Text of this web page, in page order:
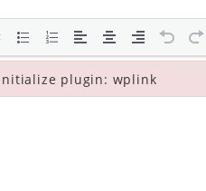
plugin: wplink
plugin: wplink